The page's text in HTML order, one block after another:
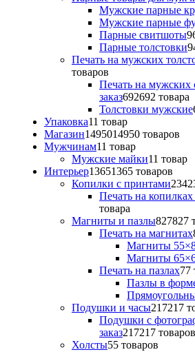
Мужские парные
Мужские парные
Парные свитшоты
Парные толстовки
Печать на мужских
товаров
Печать на мужских
заказ692692 товара
Толстовки мужские
Упаковка11 товар
Магазин1495014950 товаров
Мужчинам11 товар
Мужские майки11 товар
Интерьер13651365 товаров
Копилки с принтами234
Печать на копилках
товара
Магниты и пазлы827827
Печать на магнитах
Магниты
Магниты
Печать на пазлах77
Пазлы в
Подушки и часы217217
Подушки с
заказ217217 товаров
Холсты55 товаров